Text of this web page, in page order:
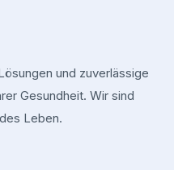
und zuverlässige
Gesundheit. Wir sind
Leben.